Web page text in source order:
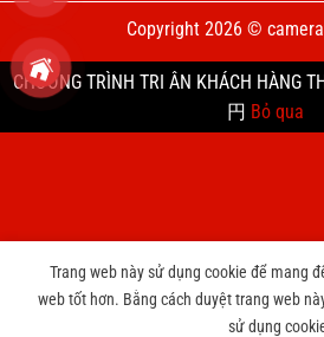
Copyright 2026 ©
CHƯƠNG TRÌNH TRI ÂN KHÁCH HÀNG
円 Bỏ qua
Trang web này sử dụng cookie để mang
web tốt hơn. Bằng cách duyệt trang web
sử dụng